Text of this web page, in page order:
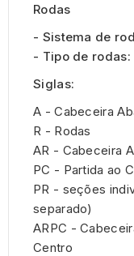
Rodas
- Sistema de
- Tipo de rodas:
Siglas:
A - Cabeceira
R - Rodas
AR - Cabeceira
PC - Partida ao
PR - seções
separado)
ARPC -
Centro